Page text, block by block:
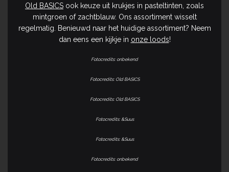
Old BASICS ook keuze uit krukjes in pasteltinten, zoals
mintgroen of zachtblauw. Ons assortiment wisselt
regelmatig. Benieuwd naar het huidige assortiment? Neem
dan eens een kijkje in onze loods!
Fotocredits: onbekend
Fotocredits: Old BASICS
Fotocredits: Old BASICS
Fotocredits: &Suus
Fotocredits: &Suus
Fotocredits: onbekend